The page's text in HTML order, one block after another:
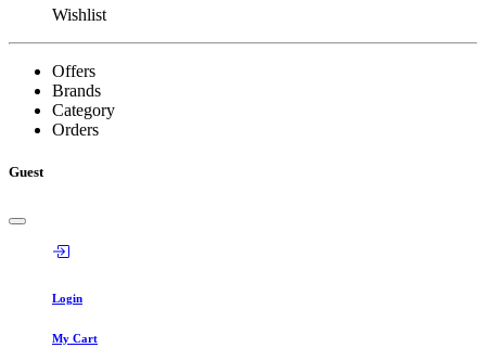
Wishlist
Offers
Brands
Category
Orders
Guest
Login
My Cart